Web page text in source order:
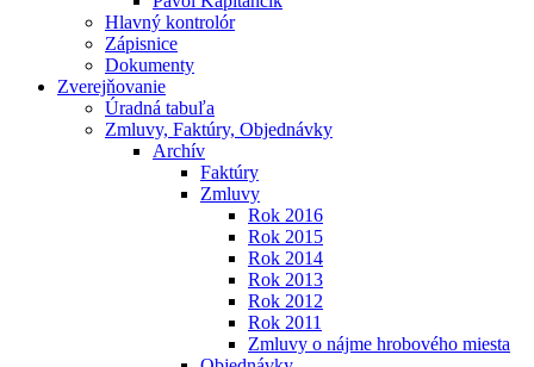
Hlavný kontrolór
Zápisnice
Dokumenty
Zverejňovanie
Úradná tabuľa
Zmluvy, Faktúry, Objednávky
Archív
Faktúry
Zmluvy
Rok 2016
Rok 2015
Rok 2014
Rok 2013
Rok 2012
Rok 2011
Zmluvy o nájme hrobového miesta